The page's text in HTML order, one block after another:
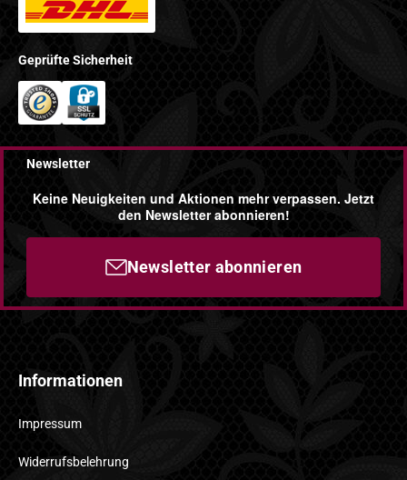
Geprüfte Sicherheit
Newsletter
Keine Neuigkeiten und Aktionen mehr verpassen. Jetzt
den Newsletter abonnieren!
Newsletter abonnieren
Informationen
Impressum
Widerrufsbelehrung